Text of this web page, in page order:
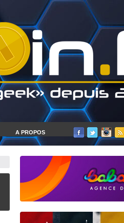
A PROPOS